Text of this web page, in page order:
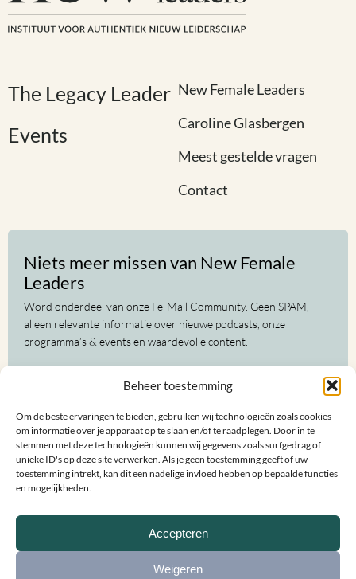
Beheer toestemming
Om de beste ervaringen te bieden, gebruiken wij technologieën zoals cookies
om informatie over je apparaat op te slaan en/of te raadplegen. Door in te
stemmen met deze technologieën kunnen wij gegevens zoals surfgedrag of
unieke ID's op deze site verwerken. Als je geen toestemming geeft of uw
toestemming intrekt, kan dit een nadelige invloed hebben op bepaalde functies
en mogelijkheden.
Accepteren
Weigeren
The Legacy Leader
Events
New Female Leaders
Caroline Glasbergen
Meest gestelde vragen
Contact
Niets meer missen van New Female
Leaders
Word onderdeel van onze Fe-Mail Community. Geen SPAM,
alleen relevante informatie over nieuwe podcasts, onze
programma’s & events en waardevolle content.
(Vereist)
E-
mailadres
(Vereist)